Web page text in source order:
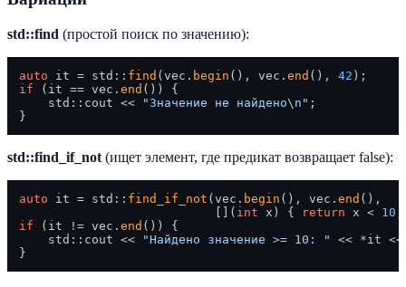
std::find (простой поиск по значению):
auto it = std:: find (vec. begin (), vec. end (), 42
if (it == vec. end ()) {
    std::cout <<
"Значение не найдено\n" ;
std::find_if_not (ищет элемент, где предикат возвращает false):
auto it = std:: find_if_not (vec. begin (), vec. end (),
                           [](
int x) { return x < 10
if (it != vec. end ()) {
    std::cout <<
"Найдено значение >= 10: "
<< *it